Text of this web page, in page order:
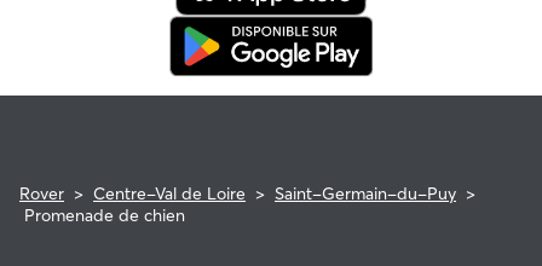
Rover > Centre-Val de Loire > Saint-Germain-du-Puy >
Promenade de chien